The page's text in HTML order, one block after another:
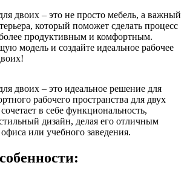
двоих – это не просто мебель, а важный
который поможет сделать процесс
продуктивным и комфортным.
модель и создайте идеальное рабочее
двоих – это идеальное решение для
рабочего пространства для двух
в себе функциональность,
дизайн, делая его отличным
или учебного заведения.